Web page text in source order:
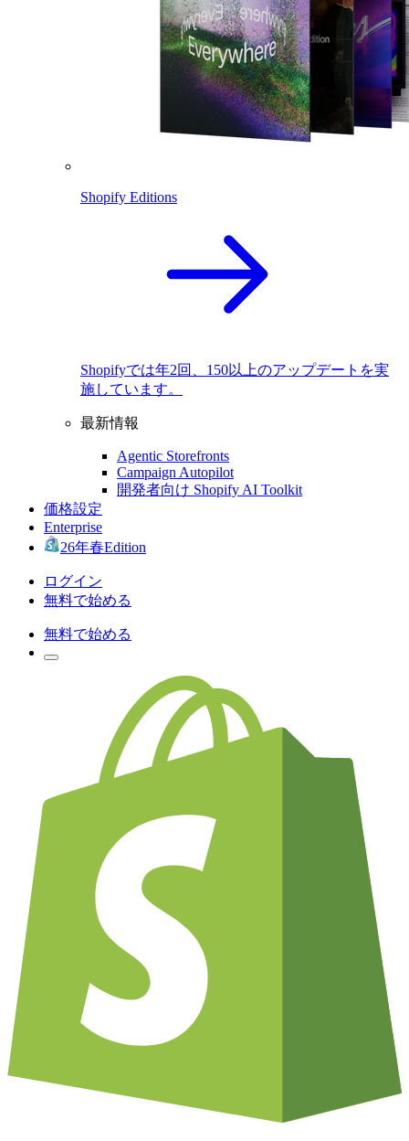
Shopify Editions
Shopifyでは年2回、150以上のアップデートを実
施しています。
最新情報
Agentic Storefronts
Campaign Autopilot
開発者向け Shopify AI Toolkit
価格設定
Enterprise
26年春Edition
ログイン
無料で始める
無料で始める